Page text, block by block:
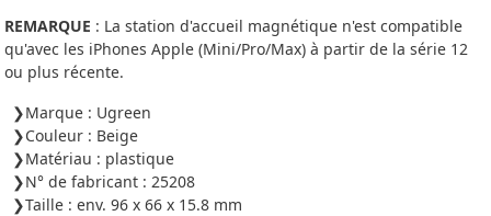
REMARQUE : La station d'accueil magnétique n'est compatible
qu'avec les iPhones Apple (Mini/Pro/Max) à partir de la série 12
ou plus récente.
Marque : Ugreen
Couleur : Beige
Matériau : plastique
N° de fabricant : 25208
Taille : env. 96 x 66 x 15.8 mm